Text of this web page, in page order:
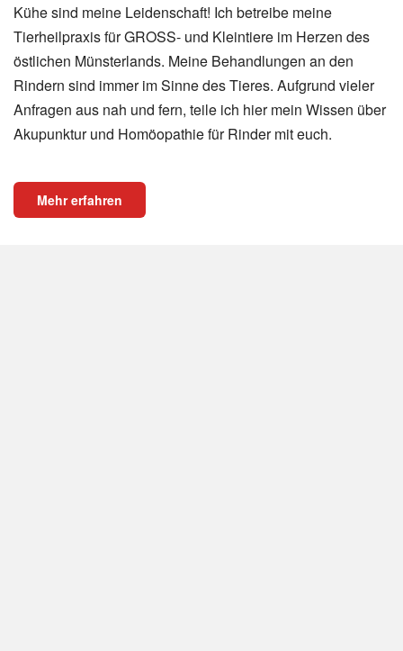
Kühe sind meine Leidenschaft! Ich betreibe meine
Tierheilpraxis für GROSS- und Kleintiere im Herzen des
östlichen Münsterlands. Meine Behandlungen an den
Rindern sind immer im Sinne des Tieres. Aufgrund vieler
Anfragen aus nah und fern, teile ich hier mein Wissen über
Akupunktur und Homöopathie für Rinder mit euch.
Mehr erfahren